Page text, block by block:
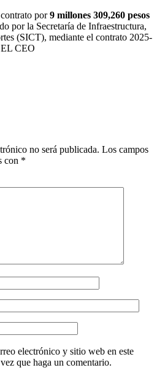
por9 millones 309,260 pesos
por la Secretaría de Infraestructura,
(SICT), mediante el contrato 2025-
CEO
no será publicada. Los campos
con *
electrónico y sitio web en este
que haga un comentario.